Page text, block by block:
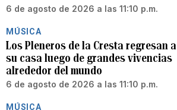
6 de agosto de 2026 a las 11:10 p.m.
MÚSICA
Los Pleneros de la Cresta regresan a
su casa luego de grandes vivencias
alrededor del mundo
6 de agosto de 2026 a las 11:10 p.m.
MÚSICA